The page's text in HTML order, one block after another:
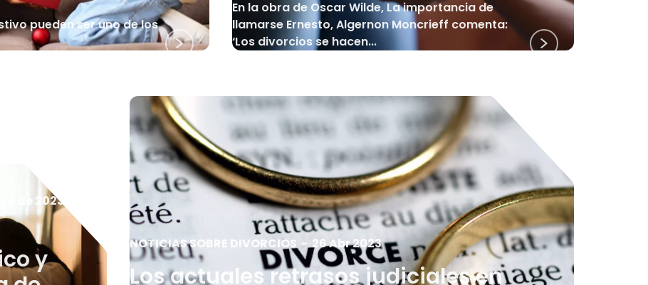
pueden ser uno de los
En la obra de Oscar Wilde, La importancia de
llamarse Ernesto, Algernon Moncrieff comenta:
‘Los divorcios se hacen...
de 2023
y
NOTICIAS SOBRE DIVORCIOS -26 Abr 2023
Los actuales retrasos judiciales en